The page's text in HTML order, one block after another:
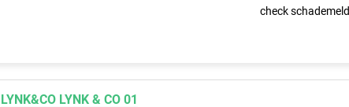
check
LYNK&CO LYNK & CO 01